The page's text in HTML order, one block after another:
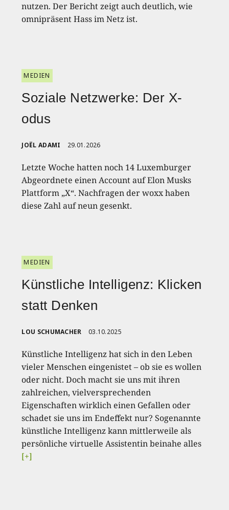
nutzen. Der Bericht zeigt auch deutlich, wie
omnipräsent Hass im Netz ist.
MEDIEN
Soziale Netzwerke: Der X-
odus
JOËL ADAMI 29.01.2026
Letzte Woche hatten noch 14 Luxemburger
Abgeordnete einen Account auf Elon Musks
Plattform „X“. Nachfragen der woxx haben
diese Zahl auf neun gesenkt.
MEDIEN
Künstliche Intelligenz: Klicken
statt Denken
LOU SCHUMACHER 03.10.2025
Künstliche Intelligenz hat sich in den Leben
vieler Menschen eingenistet – ob sie es wollen
oder nicht. Doch macht sie uns mit ihren
zahlreichen, vielversprechenden
Eigenschaften wirklich einen Gefallen oder
schadet sie uns im Endeffekt nur? Sogenannte
künstliche Intelligenz kann mittlerweile als
persönliche virtuelle Assistentin beinahe alles
[+]